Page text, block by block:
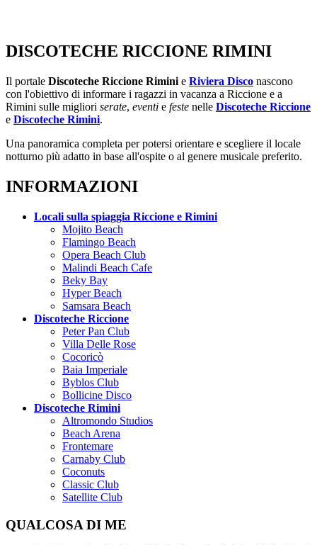
DISCOTECHE RICCIONE RIMINI
Il portale Discoteche Riccione Rimini e Riviera Disco nascono
con l'obiettivo di informare i ragazzi in vacanza a Riccione e a
Rimini sulle migliori serate, eventi e feste nelle Discoteche Riccione
e Discoteche Rimini.
Una panoramica completa per potersi orientare e scegliere il locale
notturno più adatto in base all'ospite o al genere musicale preferito.
INFORMAZIONI
Locali sulla spiaggia Riccione e Rimini
Mojito Beach
Flamingo Beach
Opera Beach Club
Malindi Beach Cafe
Beky Bay
Hyper Beach
Samsara Beach
Discoteche Riccione
Peter Pan Club
Villa Delle Rose
Cocoricò
Baia Imperiale
Byblos Club
Bollicine Disco
Discoteche Rimini
Altromondo Studios
Beach Arena
Frontemare
Carnaby Club
Coconuts
Classic Club
Satellite Club
QUALCOSA DI ME